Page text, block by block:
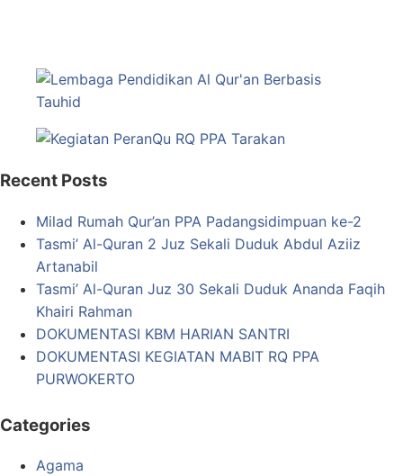
Recent Posts
Milad Rumah Qur’an PPA Padangsidimpuan ke-2
Tasmi’ Al-Quran 2 Juz Sekali Duduk Abdul Aziiz
Artanabil
Tasmi’ Al-Quran Juz 30 Sekali Duduk Ananda Faqih
Khairi Rahman
DOKUMENTASI KBM HARIAN SANTRI
DOKUMENTASI KEGIATAN MABIT RQ PPA
PURWOKERTO
Categories
Agama